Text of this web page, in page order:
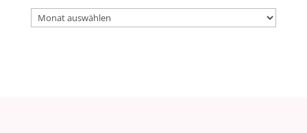
Archiv